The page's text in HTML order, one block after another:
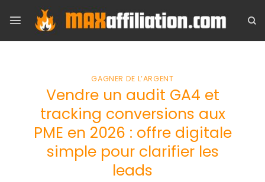
content
GAGNER DE L’ARGENT
Vendre un audit GA4 et
tracking conversions aux
PME en 2026 : offre digitale
simple pour clarifier les
leads